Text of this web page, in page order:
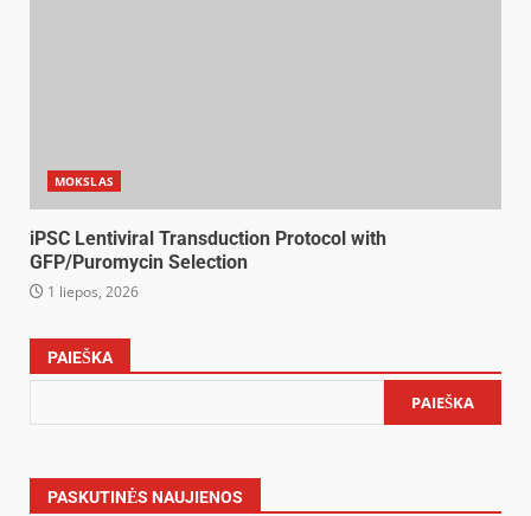
MOKSLAS
iPSC Lentiviral Transduction Protocol with
GFP/Puromycin Selection
1 liepos, 2026
PAIEŠKA
PAIEŠKA
PASKUTINĖS NAUJIENOS